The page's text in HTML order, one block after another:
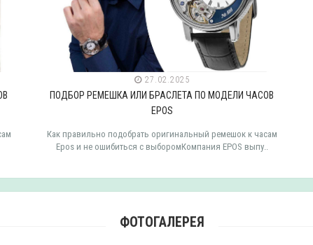
27.02.2025
ПОДБОР РЕМЕШКА ИЛИ БРАСЛЕТА ПО МОДЕЛИ ЧАСОВ
EPOS
Как правильно подобрать оригинальный ремешок к часам
Epos и не ошибиться с выборомКомпания EPOS выпу..
ФОТОГАЛЕРЕЯ